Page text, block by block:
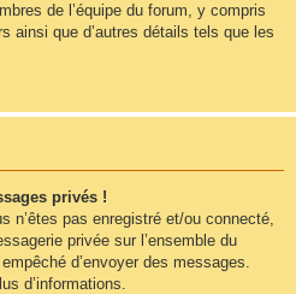
de l’équipe du forum, y compris
ainsi que d’autres détails tels que les
privés !
n’êtes pas enregistré et/ou connecté,
privée sur l’ensemble du
d’envoyer des messages.
d’informations.